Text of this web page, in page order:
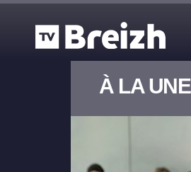
À LA UNE